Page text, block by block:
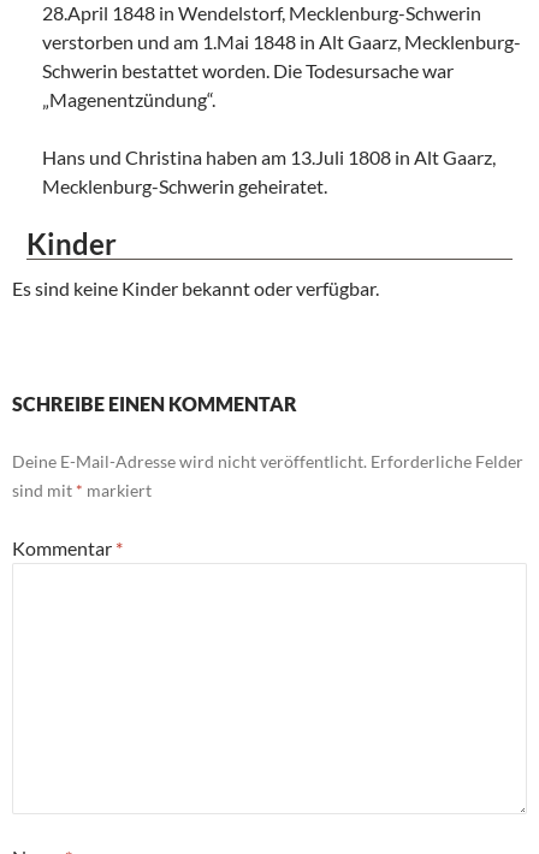
28.April 1848 in Wendelstorf, Mecklenburg-Schwerin
verstorben und am 1.Mai 1848 in Alt Gaarz, Mecklenburg-
Schwerin bestattet worden. Die Todesursache war
„Magenentzündung“.
Hans und Christina haben am 13.Juli 1808 in Alt Gaarz,
Mecklenburg-Schwerin geheiratet.
Kinder
Es sind keine Kinder bekannt oder verfügbar.
SCHREIBE EINEN KOMMENTAR
Deine E-Mail-Adresse wird nicht veröffentlicht. Erforderliche Felder
sind mit * markiert
Kommentar *